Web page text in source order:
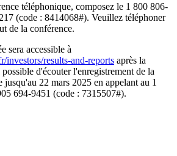
téléphonique, composez le 1 800 806-
(code : 8414068#). Veuillez téléphoner
de la conférence.
sera accessible à
investors/results-and-reports après la
d'écouter l'enregistrement de la
22 mars 2025 en appelant au 1
694-9451 (code : 7315507#).